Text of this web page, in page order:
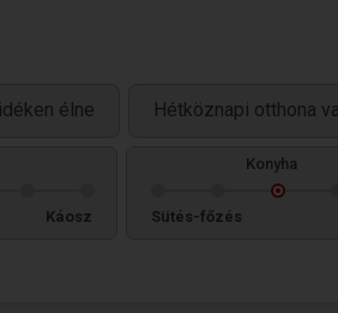
élne Hétköznapi otthona
Káosz
Konyha
Sütés-főzés